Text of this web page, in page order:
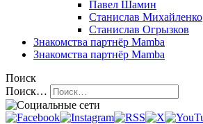
Павел Шамин
Станислав Михайленко
Станислав Огрызков
Знакомства партнёр Mamba
Знакомства партнёр Mamba
Поиск
Поиск…